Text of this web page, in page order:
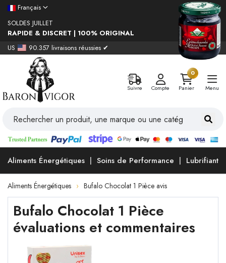
Français
SOLDES JUILLET
RAPIDE & DISCRET | 100% ORIGINAL
US
90.357 livraisons réussies ✔
Suivre Compte
0
Panier
Menu
Aliments Énergétiques Soins de Performance Lubrifiants
Aliments Énergétiques Bufalo Chocolat 1 Pièce avis
Bufalo Chocolat 1 Pièce
évaluations et commentaires